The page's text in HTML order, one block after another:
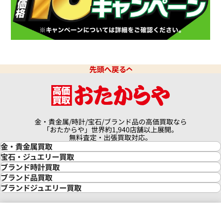
先頭へ戻る
金・貴金属/時計/宝石/ブランド品の高価買取なら
「おたからや」世界約1,940店舗以上展開。
無料査定・出張買取対応。
金・貴金属買取
金買取
金の相場価格情報
金の参考買取価格一覧
インゴット買取
インゴットの相場価格情報
24金買取
宝石・ジュエリー買取
宝石・ジュエリー買取
ダイヤモンド買取
ダイヤモンド・宝石の参考価格一覧
リング・結婚指輪買取
エメラルド買取
ブランド時計買取
時計買取
ロレックス買取
ロレックス デイトナ買取
ロレックス サブマリーナー買取
ブランド品買取
ブランド買取
ブランドジュエリー買取